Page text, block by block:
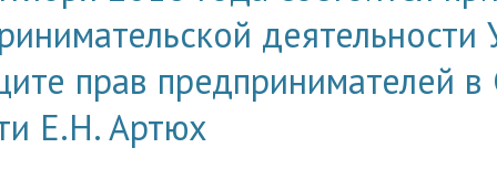
прав предпринимателей
Е.Н. Артюх